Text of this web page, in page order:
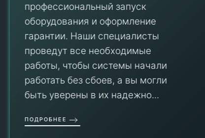
профессиональный запуск
оборудования и оформление
гарантии. Наши специалисты
проведут все необходимые
работы, чтобы системы начали
работать без сбоев, а вы могли
быть уверены в их надежно...
ПОДРОБНЕЕ